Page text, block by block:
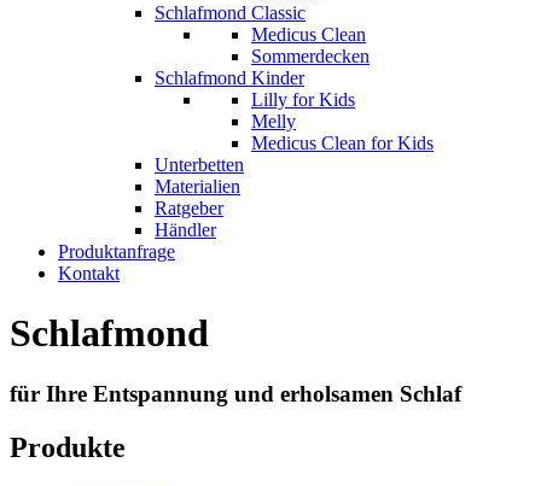
Schlafmond Classic
Medicus Clean
Sommerdecken
Schlafmond Kinder
Lilly for Kids
Melly
Medicus Clean for Kids
Unterbetten
Materialien
Ratgeber
Händler
Produktanfrage
Kontakt
Schlafmond
für Ihre Entspannung und erholsamen Schlaf
Produkte